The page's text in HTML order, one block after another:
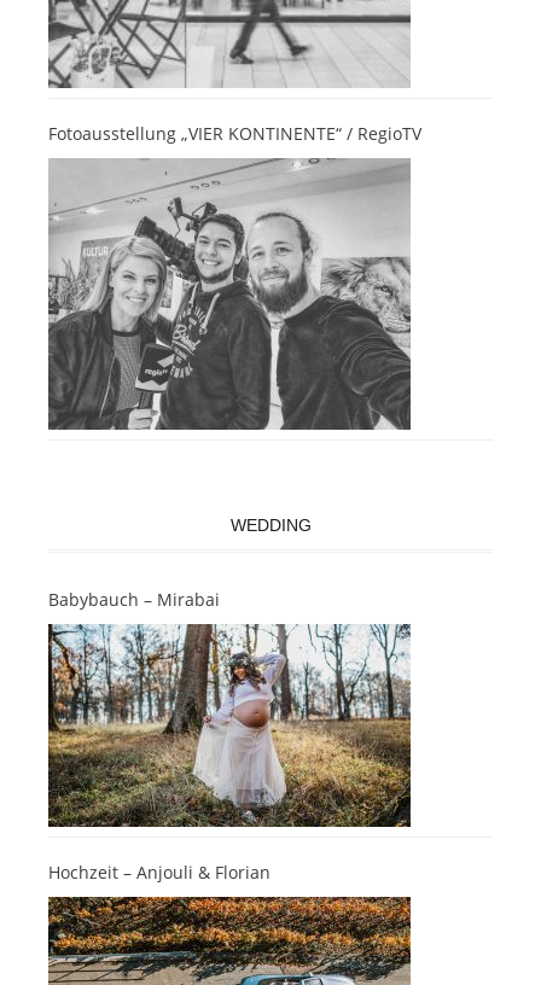
Fotoausstellung „VIER KONTINENTE“ / RegioTV
WEDDING
Babybauch – Mirabai
Hochzeit – Anjouli & Florian